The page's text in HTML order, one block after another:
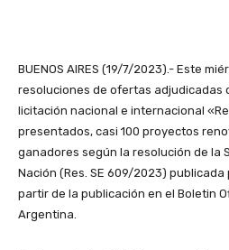
BUENOS AIRES (19/7/2023).- Este
resoluciones de ofertas adjudicadas
licitación nacional e internacional
presentados, casi 100 proyectos
ganadores según la resolución de la
Nación (Res. SE 609/2023) publicada
partir de la publicación en el Boletin
Argentina.